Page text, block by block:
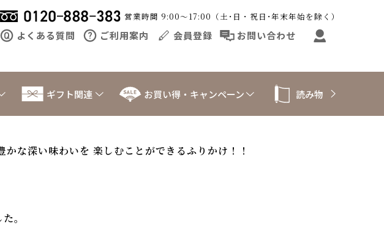
営業時間 9:00〜17:00（土･日・祝日･年末年始を除く）
よくある質問 ご利用案内 会員登録 お問い合わせ
ギフト関連 お買い得・キャンペーン 読み物
な深い味わいを 楽しむことができるふりかけ！！
。